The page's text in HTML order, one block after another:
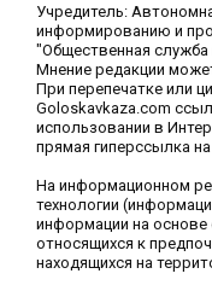
Учредитель:
информированию и
"Общественная служба
Мнение редакции
При перепечатке или
Goloskavkaza.com
использовании в
прямая гиперссылка
На информационном
технологии
информации на основе
относящихся к
находящихся на